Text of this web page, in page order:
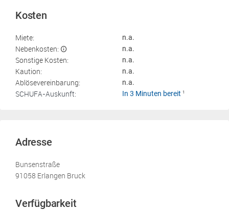
Kosten
Miete: n.a.
Nebenkosten: n.a.
Sonstige Kosten: n.a.
Kaution: n.a.
Ablösevereinbarung: n.a.
SCHUFA-Auskunft: In 3 Minuten bereit 1
Adresse
Bunsenstraße
91058 Erlangen Bruck
Verfügbarkeit